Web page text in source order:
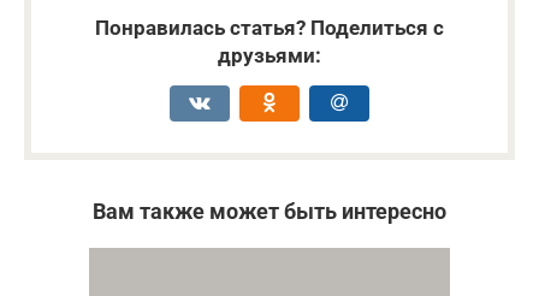
Понравилась статья? Поделиться с
друзьями:
Вам также может быть интересно